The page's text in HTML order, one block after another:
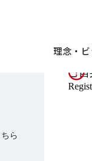
理念・
ご自
ら
開く